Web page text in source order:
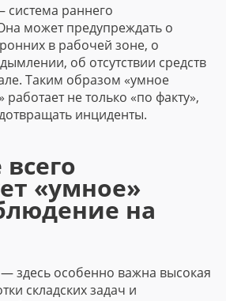
система раннего
может предупреждать о
в рабочей зоне, о
об отсутствии средств
Таким образом «умное
не только «по факту»,
инциденты.
«умное»
на
— здесь особенно важна высокая
складских задач и